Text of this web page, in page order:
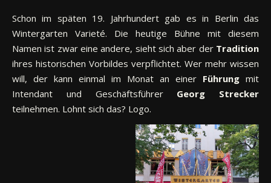
Schon im späten 19. Jahrhundert gab es in Berlin das
Wintergarten Varieté. Die heutige Bühne mit diesem
Namen ist zwar eine andere, sieht sich aber der Tradition
ihres historischen Vorbildes verpflichtet. Wer mehr wissen
will, der kann einmal im Monat an einer Führung mit
Intendant und Geschäftsführer Georg
Strecker
teilnehmen. Lohnt sich das? Logo.